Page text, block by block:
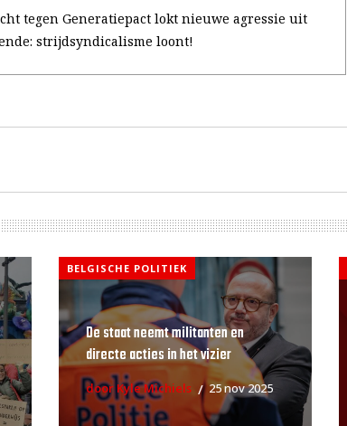
tegen Generatiepact lokt nieuwe agressie uit
strijdsyndicalisme loont!
BELGISCHE POLITIEK
De staat neemt militanten en
directe acties in het vizier
door Kyle Michiels 25 nov 2025